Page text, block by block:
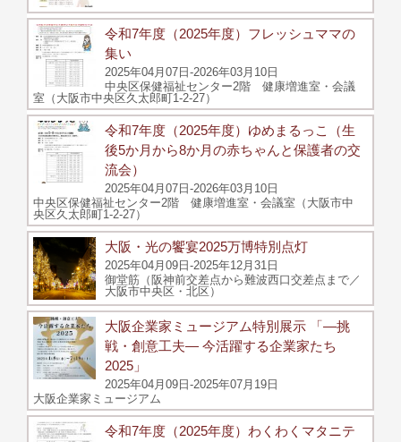
令和7年度（2025年度）フレッシュママの
集い
2025年04月07日-2026年03月10日
中央区保健福祉センター2階 健康増進室・会議
室（大阪市中央区久太郎町1-2-27）
令和7年度（2025年度）ゆめまるっこ（生
後5か月から8か月の赤ちゃんと保護者の交
流会）
2025年04月07日-2026年03月10日
中央区保健福祉センター2階 健康増進室・会議室（大阪市中
央区久太郎町1-2-27）
大阪・光の饗宴2025万博特別点灯
2025年04月09日-2025年12月31日
御堂筋（阪神前交差点から難波西口交差点まで／
大阪市中央区・北区）
大阪企業家ミュージアム特別展示 「―挑
戦・創意工夫― 今活躍する企業家たち
2025」
2025年04月09日-2025年07月19日
大阪企業家ミュージアム
令和7年度（2025年度）わくわくマタニテ